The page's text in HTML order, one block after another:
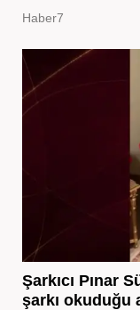
Haber7
Şarkıcı Pınar
şarkı okuduğu